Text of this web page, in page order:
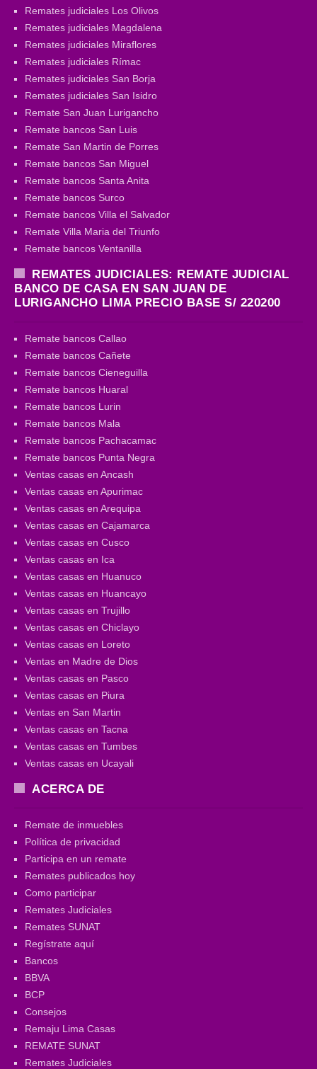
Remates judiciales Los Olivos
Remates judiciales Magdalena
Remates judiciales Miraflores
Remates judiciales Rímac
Remates judiciales San Borja
Remates judiciales San Isidro
Remate San Juan Lurigancho
Remate bancos San Luis
Remate San Martin de Porres
Remate bancos San Miguel
Remate bancos Santa Anita
Remate bancos Surco
Remate bancos Villa el Salvador
Remate Villa Maria del Triunfo
Remate bancos Ventanilla
REMATES JUDICIALES: REMATE JUDICIAL
BANCO DE CASA EN SAN JUAN DE
LURIGANCHO LIMA PRECIO BASE S/ 220200
Remate bancos Callao
Remate bancos Cañete
Remate bancos Cieneguilla
Remate bancos Huaral
Remate bancos Lurin
Remate bancos Mala
Remate bancos Pachacamac
Remate bancos Punta Negra
Ventas casas en Ancash
Ventas casas en Apurimac
Ventas casas en Arequipa
Ventas casas en Cajamarca
Ventas casas en Cusco
Ventas casas en Ica
Ventas casas en Huanuco
Ventas casas en Huancayo
Ventas casas en Trujillo
Ventas casas en Chiclayo
Ventas casas en Loreto
Ventas en Madre de Dios
Ventas casas en Pasco
Ventas casas en Piura
Ventas en San Martin
Ventas casas en Tacna
Ventas casas en Tumbes
Ventas casas en Ucayali
ACERCA DE
Remate de inmuebles
Política de privacidad
Participa en un remate
Remates publicados hoy
Como participar
Remates Judiciales
Remates SUNAT
Regístrate aquí
Bancos
BBVA
BCP
Consejos
Remaju Lima Casas
REMATE SUNAT
Remates Judiciales